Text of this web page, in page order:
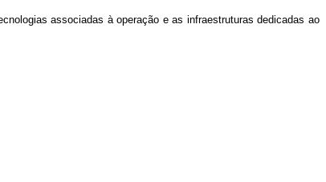
associadas à operação e as infraestruturas dedicadas ao